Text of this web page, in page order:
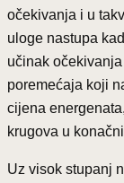
očekivanja i u
uloge nastupa
učinak
poremećaja koji
cijena
krugova u
Uz visok stupanj